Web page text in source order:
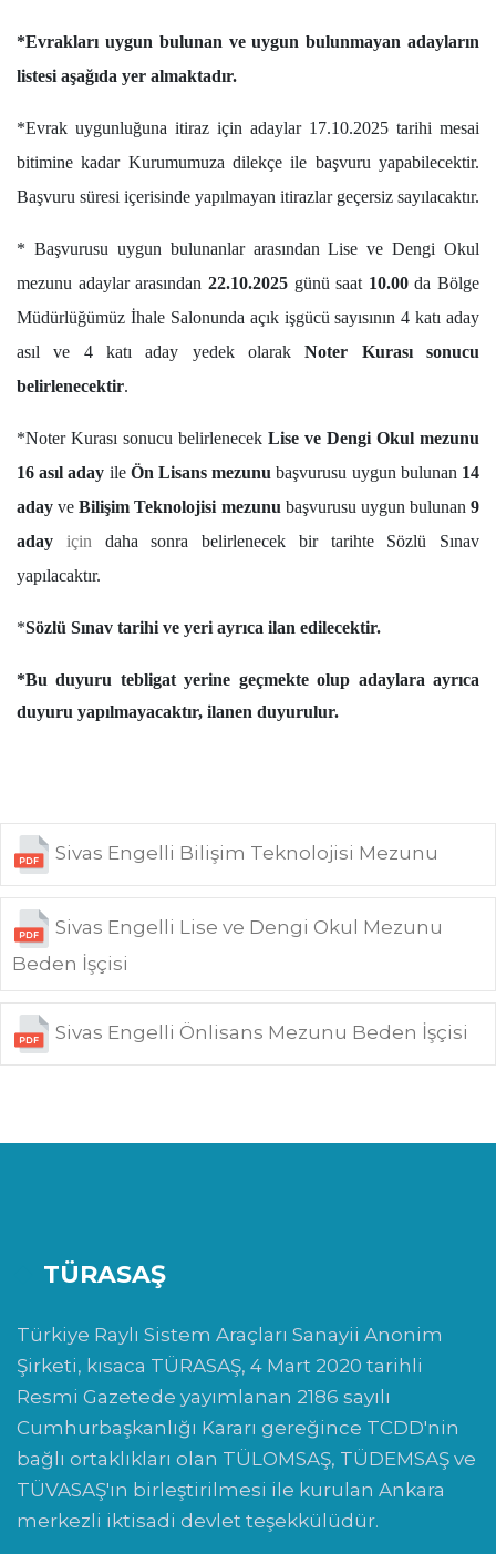
*Evrakları uygun bulunan ve uygun bulunmayan adayların
listesi aşağıda yer almaktadır.
*Evrak uygunluğuna itiraz için adaylar 17.10.2025 tarihi mesai
bitimine kadar Kurumumuza dilekçe ile başvuru yapabilecektir.
Başvuru süresi içerisinde yapılmayan itirazlar geçersiz sayılacaktır.
* Başvurusu uygun bulunanlar arasından Lise ve Dengi Okul
mezunu adaylar arasından 22.10.2025günü saat 10.00da Bölge
Müdürlüğümüz İhale Salonunda açık işgücü sayısının 4 katı aday
asıl ve 4 katı aday yedek olarakNoter Kurası sonucu
belirlenecektir.
*Noter Kurası sonucu belirlenecek Lise ve Dengi Okul mezunu
16 asıl aday ileÖn Lisans mezunu başvurusu uygun bulunan 14
aday veBilişim Teknolojisi mezunu başvurusu uygun bulunan 9
aday
için daha sonra belirlenecek bir tarihte Sözlü Sınav
yapılacaktır.
*Sözlü Sınav tarihi ve yeri ayrıca ilan edilecektir.
*Bu duyuru tebligat yerine geçmekte olup adaylara ayrıca
duyuru yapılmayacaktır, ilanen duyurulur.
Sivas Engelli Bilişim Teknolojisi Mezunu
Sivas Engelli Lise ve Dengi Okul Mezunu
Beden İşçisi
Sivas Engelli Önlisans Mezunu Beden İşçisi
TÜRASAŞ
Türkiye Raylı Sistem Araçları Sanayii Anonim
Şirketi, kısaca TÜRASAŞ, 4 Mart 2020 tarihli
Resmi Gazetede yayımlanan 2186 sayılı
Cumhurbaşkanlığı Kararı gereğince TCDD'nin
bağlı ortaklıkları olan TÜLOMSAŞ, TÜDEMSAŞ ve
TÜVASAŞ'ın birleştirilmesi ile kurulan Ankara
merkezli iktisadi devlet teşekkülüdür.